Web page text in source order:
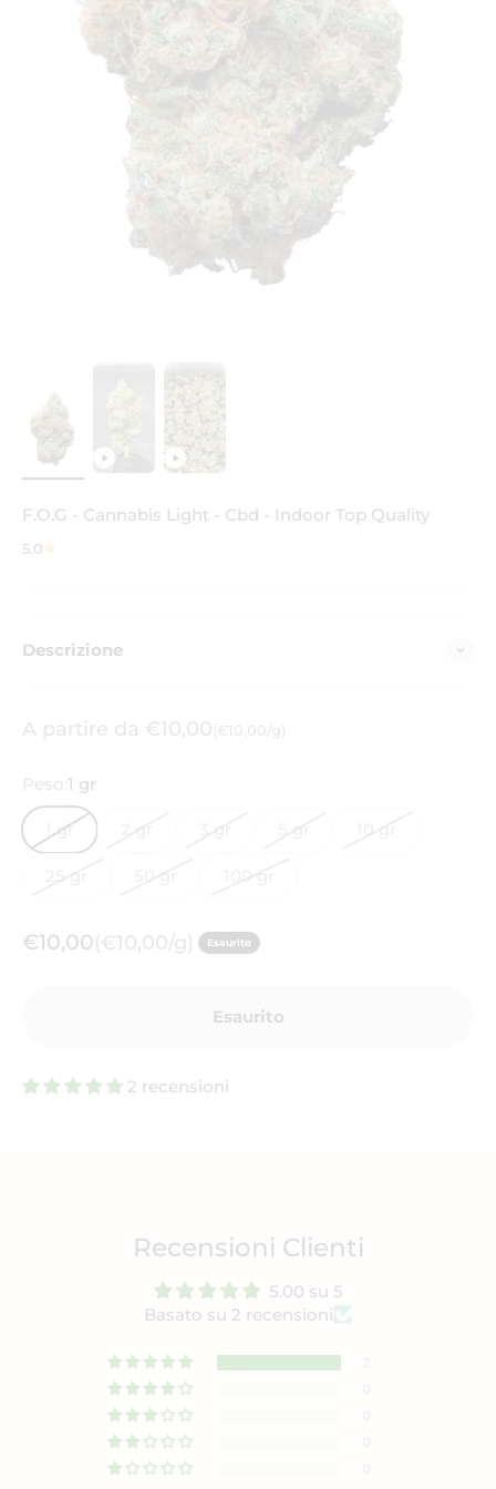
F.O.G - Cannabis Light - Cbd - Indoor Top Quality
5.0
Descrizione
Prezzo scontato
A partire da €10,00(€10,00/g)
Peso: 1 gr
1 gr 2 gr 3 gr 5 gr 10 gr
25 gr 50 gr 100 gr
Prezzo scontato
€10,00(€10,00/g) Esaurito
Esaurito
2 recensioni
Recensioni Clienti
5.00 su 5
Basato su 2 recensioni